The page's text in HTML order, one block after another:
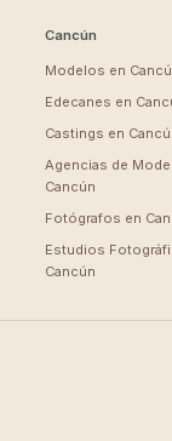
Cancún
Modelos en
Edecanes en
Castings en
Agencias de
Cancún
Fotógrafos en
Estudios
Cancún